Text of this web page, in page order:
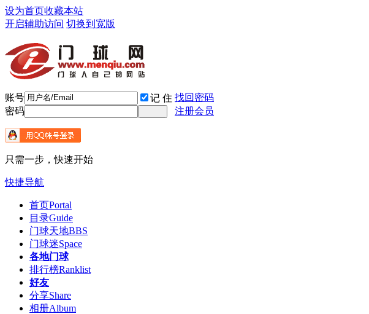
设为首页收藏本站
开启辅助访问 切换到宽版
账号 记 住 找回密码
密码
注册会员
只需一步，快速开始
快捷导航
首页Portal
目录Guide
门球天地BBS
门球迷Space
各地门球
排行榜Ranklist
好友
分享Share
相册Album